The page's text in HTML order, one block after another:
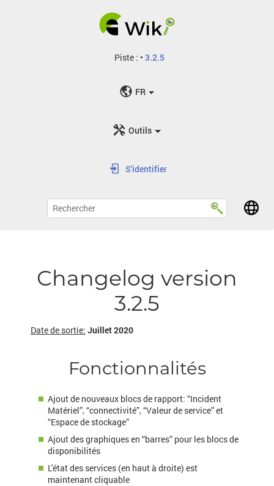
Piste : • 3.2.5
FR
Outils
S'identifier
Changelog version
3.2.5
Date de sortie: Juillet 2020
Fonctionnalités
Ajout de nouveaux blocs de rapport: “Incident
Matériel”, “connectivité”, “Valeur de service” et
“Espace de stockage”
Ajout des graphiques en “barres” pour les blocs de
disponibilités
L'état des services (en haut à droite) est
maintenant cliquable